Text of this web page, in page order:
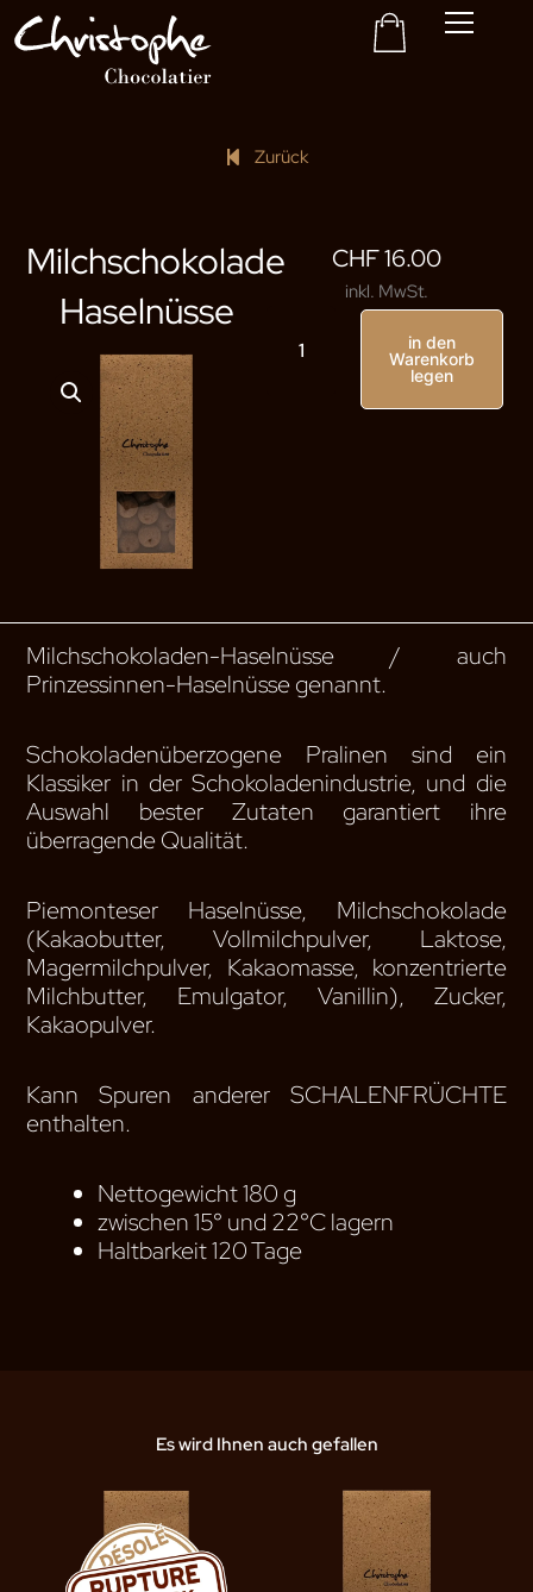
Zum
Inhalt
Korb
Zurück
Milchschokolade
Haselnüsse
CHF16.00
inkl. MwSt.
Haselnüssen
in den
Warenkorb
legen
Milchschokoladen-Haselnüsse / auch
Prinzessinnen-Haselnüsse genannt.
Schokoladenüberzogene Pralinen sind ein
Klassiker in der Schokoladenindustrie, und die
Auswahl bester Zutaten garantiert ihre
überragende Qualität.
Piemonteser Haselnüsse, Milchschokolade
(Kakaobutter, Vollmilchpulver, Laktose,
Magermilchpulver, Kakaomasse, konzentrierte
Milchbutter, Emulgator, Vanillin), Zucker,
Kakaopulver.
Kann Spuren anderer SCHALENFRÜCHTE
enthalten.
Nettogewicht 180 g
zwischen 15° und 22°C lagern
Haltbarkeit 120 Tage
Es wird Ihnen auch gefallen